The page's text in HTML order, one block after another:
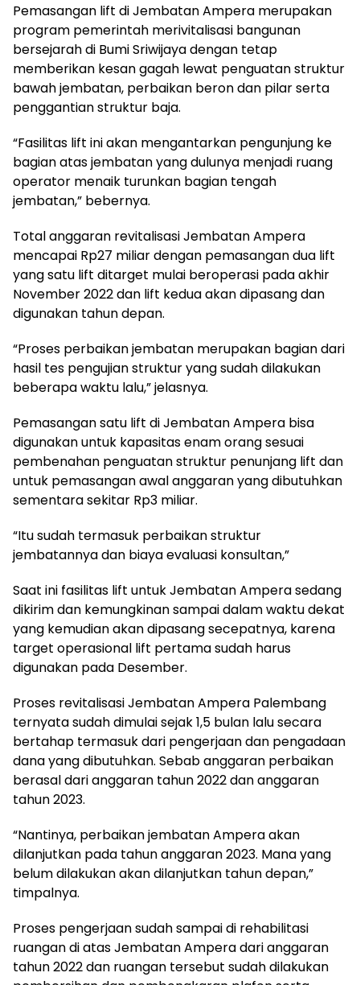
Pemasangan lift di Jembatan Ampera merupakan
program pemerintah merivitalisasi bangunan
bersejarah di Bumi Sriwijaya dengan tetap
memberikan kesan gagah lewat penguatan struktur
bawah jembatan, perbaikan beron dan pilar serta
penggantian struktur baja.
“Fasilitas lift ini akan mengantarkan pengunjung ke
bagian atas jembatan yang dulunya menjadi ruang
operator menaik turunkan bagian tengah
jembatan,” bebernya.
Total anggaran revitalisasi Jembatan Ampera
mencapai Rp27 miliar dengan pemasangan dua lift
yang satu lift ditarget mulai beroperasi pada akhir
November 2022 dan lift kedua akan dipasang dan
digunakan tahun depan.
“Proses perbaikan jembatan merupakan bagian dari
hasil tes pengujian struktur yang sudah dilakukan
beberapa waktu lalu,” jelasnya.
Pemasangan satu lift di Jembatan Ampera bisa
digunakan untuk kapasitas enam orang sesuai
pembenahan penguatan struktur penunjang lift dan
untuk pemasangan awal anggaran yang dibutuhkan
sementara sekitar Rp3 miliar.
“Itu sudah termasuk perbaikan struktur
jembatannya dan biaya evaluasi konsultan,”
Saat ini fasilitas lift untuk Jembatan Ampera sedang
dikirim dan kemungkinan sampai dalam waktu dekat
yang kemudian akan dipasang secepatnya, karena
target operasional lift pertama sudah harus
digunakan pada Desember.
Proses revitalisasi Jembatan Ampera Palembang
ternyata sudah dimulai sejak 1,5 bulan lalu secara
bertahap termasuk dari pengerjaan dan pengadaan
dana yang dibutuhkan. Sebab anggaran perbaikan
berasal dari anggaran tahun 2022 dan anggaran
tahun 2023.
“Nantinya, perbaikan jembatan Ampera akan
dilanjutkan pada tahun anggaran 2023. Mana yang
belum dilakukan akan dilanjutkan tahun depan,”
timpalnya.
Proses pengerjaan sudah sampai di rehabilitasi
ruangan di atas Jembatan Ampera dari anggaran
tahun 2022 dan ruangan tersebut sudah dilakukan